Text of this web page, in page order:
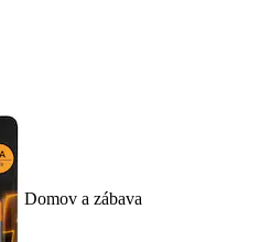
Domov a zábava